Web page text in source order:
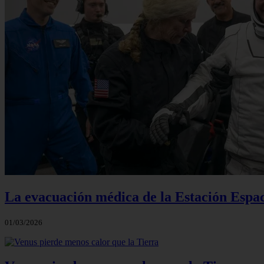
La evacuación médica de la Estación
01/03/2026